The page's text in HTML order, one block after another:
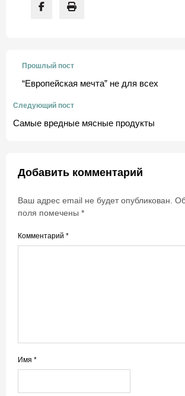
Прошлый пост
“Европейская мечта” не для всех
Следующий пост
Самые вредные мясные продукты
Добавить комментарий
Ваш адрес email не будет опубликован.
поля помечены *
Комментарий *
Имя *